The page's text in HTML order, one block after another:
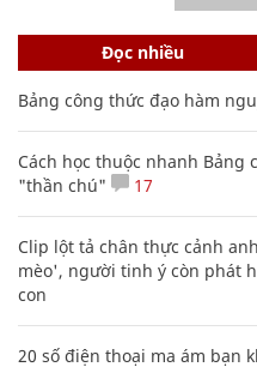
Đọc nhiều
Bảng công thức đạo hàm
Cách học thuộc nhanh
"thần chú"
17
Clip lột tả chân thực cảnh
mèo', người tinh ý còn phát
con
20 số điện thoại ma ám bạn